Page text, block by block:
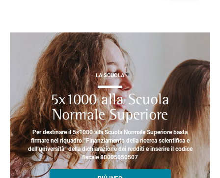
LA SCUOLA
5x1000 alla Scuola
Normale Superiore
Per destinare il 5×1000 alla Scuola Normale Superiore basta
firmare nel riquadro “Finanziamento della ricerca scientifica e
dell’università” della dichiarazione dei redditi e inserire il codice
fiscale 80005050507